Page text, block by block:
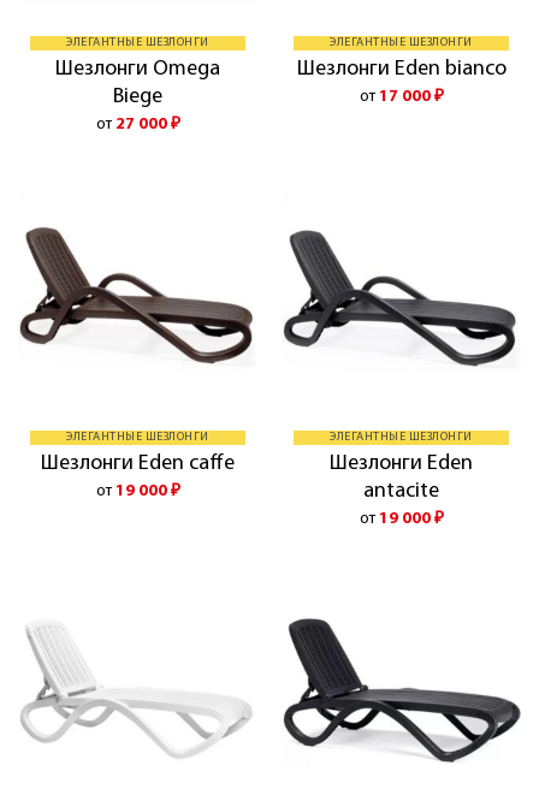
ЭЛЕГАНТНЫЕ ШЕЗЛОНГИ
Шезлонги Omega
Biege
от 27 000 ₽
ЭЛЕГАНТНЫЕ ШЕЗЛОНГИ
Шезлонги Eden bianco
от 17 000 ₽
ЭЛЕГАНТНЫЕ ШЕЗЛОНГИ
Шезлонги Eden caffe
от 19 000 ₽
ЭЛЕГАНТНЫЕ ШЕЗЛОНГИ
Шезлонги Eden
antacite
от 19 000 ₽